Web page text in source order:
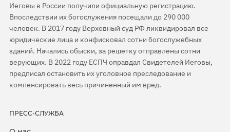
Иеговы в России получили официальную регистрацию.
Впоследствии их богослужения посещали до 290 000
человек. В 2017 году Верховный суд РФ ликвидировал все
юридические лица и конфисковал сотни богослужебных
зданий. Начались обыски, за решетку отправлены сотни
верующих. В 2022 году ЕСПЧ оправдал Свидетелей Иеговы,
предписал остановить их уголовное преследование и
компенсировать весь причиненный им вред.
ПРЕСС-СЛУЖБА